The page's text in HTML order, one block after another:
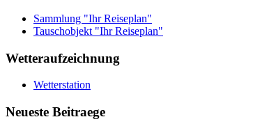
Sammlung "Ihr Reiseplan"
Tauschobjekt "Ihr Reiseplan"
Wetteraufzeichnung
Wetterstation
Neueste Beitraege